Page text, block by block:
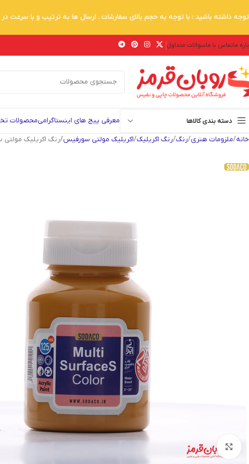
ماتماس با ماسوالات متداول
دسته بندی کالاها معرفی پیج های اینستاگرامیمحصولات
خانه ملزومات هنری رنگ رنگ اکریلیک اکریلیک مولتی سورفیس رنگ اکریلیک مولتی
بزرگنمایی تصویر
توجه داشته باشید : با توجه به حجم بالای سفارشات . ارسال ها به ترتیب و با سرعت